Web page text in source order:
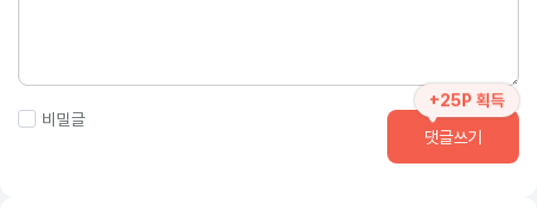
비밀글
+25P 획득
댓글쓰기